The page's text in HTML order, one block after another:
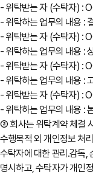
- 위탁받는 자 (수탁자) :
- 위탁하는 업무의 내용 :
- 위탁받는 자 (수탁자) :
- 위탁하는 업무의 내용 :
- 위탁받는 자 (수탁자) :
- 위탁하는 업무의 내용 :
- 위탁받는 자 (수탁자) :
- 위탁하는 업무의 내용 :
② 회사는 위탁계약 체결
수행목적 외 개인정보 처
수탁자에 대한 관리․감독,
명시하고, 수탁자가 개인